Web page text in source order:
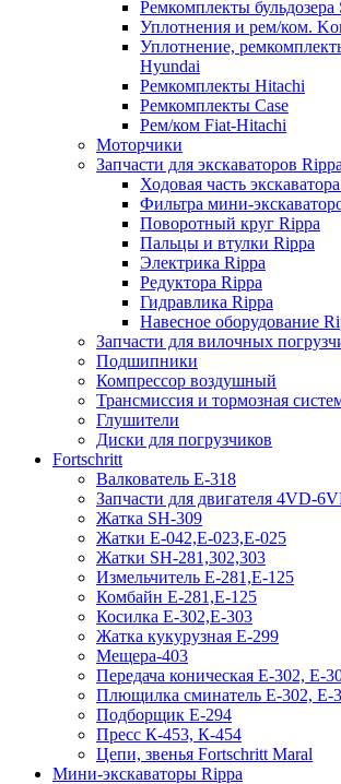
Ремкомплекты бульдозера
Уплотнения и рем/ком.
Уплотнение,
Hyundai
Ремкомплекты Hitachi
Ремкомплекты Case
Рем/ком Fiat-Hitachi
Моторчики
Запчасти для экскаваторов Rippa
Ходовая часть
Фильтра мини-
Поворотный круг Rippa
Пальцы и втулки Rippa
Электрика Rippa
Редуктора Rippa
Гидравлика Rippa
Навесное оборудование
Запчасти для вилочных
Подшипники
Компрессор воздушный
Трансмиссия и тормозная
Глушители
Диски для погрузчиков
Fortschritt
Валкователь Е-318
Запчасти для двигателя 4VD-
Жатка SH-309
Жатки Е-042,Е-023,Е-025
Жатки SH-281,302,303
Измельчитель Е-281,Е-125
Комбайн Е-281,Е-125
Косилка Е-302,Е-303
Жатка кукурузная Е-299
Мещера-403
Передача коническая Е-302, Е-
Плющилка сминатель Е-302, Е-
Подборщик Е-294
Пресс К-453, К-454
Цепи, звенья Fortschritt Maral
Мини-экскаваторы Rippa